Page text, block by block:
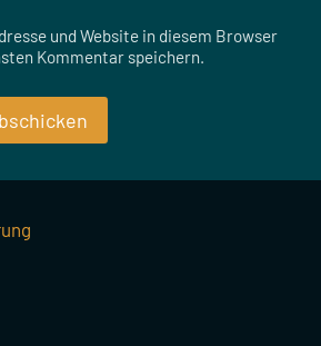
und Website in diesem Browser
Kommentar speichern.